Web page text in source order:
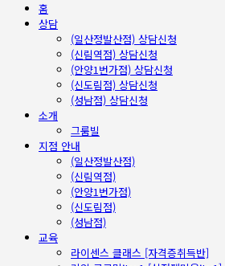
홈
상담
(일산정발산점) 상담신청
(신림역점) 상담신청
(안양1번가점) 상담신청
(신도림점) 상담신청
(성남점) 상담신청
소개
그룸빌
지점 안내
(일산정발산점)
(신림역점)
(안양1번가점)
(신도림점)
(성남점)
교육
라이센스 클래스 [자격증취득반]